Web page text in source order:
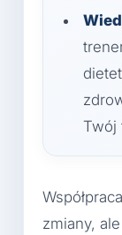
Twój
zmiany,